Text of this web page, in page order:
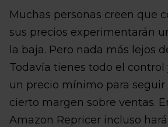
Muchas personas creen que
sus precios experimentarán
la baja. Pero nada más lejos
Todavía tienes todo el
un precio mínimo para
cierto margen sobre ventas.
Amazon Repricer incluso